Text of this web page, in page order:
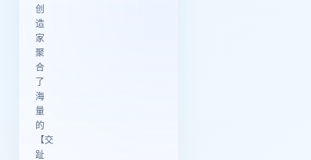
创
造
家
聚
合
了
海
量
的
【交
趾